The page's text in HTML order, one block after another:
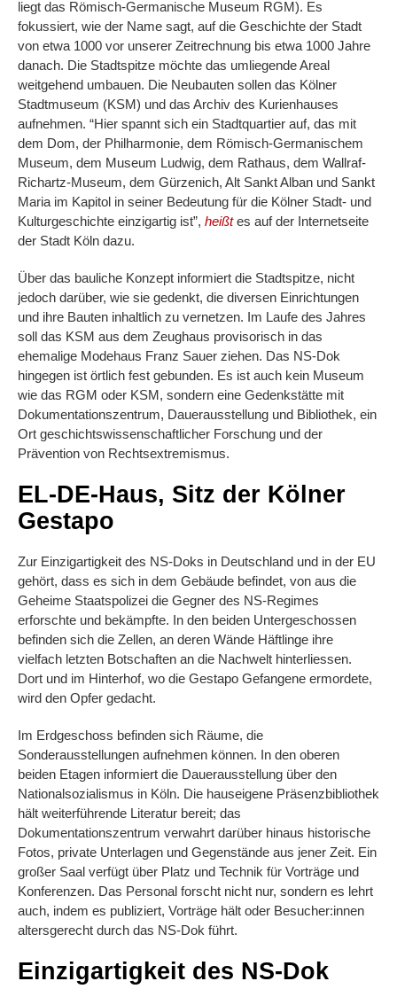
liegt das Römisch-Germanische Museum RGM). Es
fokussiert, wie der Name sagt, auf die Geschichte der Stadt
von etwa 1000 vor unserer Zeitrechnung bis etwa 1000 Jahre
danach. Die Stadtspitze möchte das umliegende Areal
weitgehend umbauen. Die Neubauten sollen das Kölner
Stadtmuseum (KSM) und das Archiv des Kurienhauses
aufnehmen. “Hier spannt sich ein Stadtquartier auf, das mit
dem Dom, der Philharmonie, dem Römisch-Germanischem
Museum, dem Museum Ludwig, dem Rathaus, dem Wallraf-
Richartz-Museum, dem Gürzenich, Alt Sankt Alban und Sankt
Maria im Kapitol in seiner Bedeutung für die Kölner Stadt- und
Kulturgeschichte einzigartig ist”, heißtes auf der Internetseite
der Stadt Köln dazu.
Über das bauliche Konzept informiert die Stadtspitze, nicht
jedoch darüber, wie sie gedenkt, die diversen Einrichtungen
und ihre Bauten inhaltlich zu vernetzen. Im Laufe des Jahres
soll das KSM aus dem Zeughaus provisorisch in das
ehemalige Modehaus Franz Sauer ziehen. Das NS-Dok
hingegen ist örtlich fest gebunden. Es ist auch kein Museum
wie das RGM oder KSM, sondern eine Gedenkstätte mit
Dokumentationszentrum, Dauerausstellung und Bibliothek, ein
Ort geschichtswissenschaftlicher Forschung und der
Prävention von Rechtsextremismus.
EL-DE-Haus, Sitz der Kölner
Gestapo
Zur Einzigartigkeit des NS-Doks in Deutschland und in der EU
gehört, dass es sich in dem Gebäude befindet, von aus die
Geheime Staatspolizei die Gegner des NS-Regimes
erforschte und bekämpfte. In den beiden Untergeschossen
befinden sich die Zellen, an deren Wände Häftlinge ihre
vielfach letzten Botschaften an die Nachwelt hinterliessen.
Dort und im Hinterhof, wo die Gestapo Gefangene ermordete,
wird den Opfer gedacht.
Im Erdgeschoss befinden sich Räume, die
Sonderausstellungen aufnehmen können. In den oberen
beiden Etagen informiert die Dauerausstellung über den
Nationalsozialismus in Köln. Die hauseigene Präsenzbibliothek
hält weiterführende Literatur bereit; das
Dokumentationszentrum verwahrt darüber hinaus historische
Fotos, private Unterlagen und Gegenstände aus jener Zeit. Ein
großer Saal verfügt über Platz und Technik für Vorträge und
Konferenzen. Das Personal forscht nicht nur, sondern es lehrt
auch, indem es publiziert, Vorträge hält oder Besucher:innen
altersgerecht durch das NS-Dok führt.
Einzigartigkeit des NS-Dok